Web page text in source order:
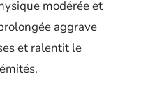
modérée et
aggrave
et ralentit le